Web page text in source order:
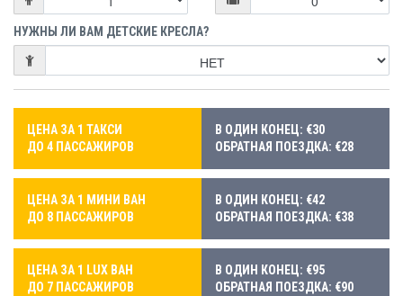
НУЖНЫ ЛИ ВАМ ДЕТСКИЕ КРЕСЛА?
ЦЕНА ЗА 1 ТАКСИ
ДО 4 ПАССАЖИРОВ
В ОДИН КОНЕЦ: €30
ОБРАТНАЯ ПОЕЗДКА: €28
ЦЕНА ЗА 1 МИНИ ВАН
ДО 8 ПАССАЖИРОВ
В ОДИН КОНЕЦ: €42
ОБРАТНАЯ ПОЕЗДКА: €38
ЦЕНА ЗА 1 LUX ВАН
ДО 7 ПАССАЖИРОВ
В ОДИН КОНЕЦ: €95
ОБРАТНАЯ ПОЕЗДКА: €90